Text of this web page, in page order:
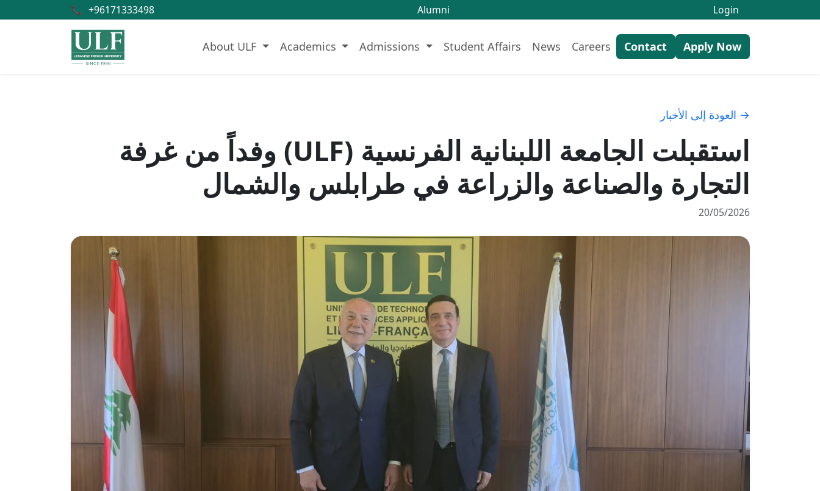
📞 +96171333498 Alumni Login
About ULF Academics Admissions Student Affairs News Careers Contact Apply Now
→ العودة إلى الأخبار
استقبلت الجامعة اللبنانية الفرنسية (ULF) وفداً من غرفة
التجارة والصناعة والزراعة في طرابلس والشمال
20/05/2026